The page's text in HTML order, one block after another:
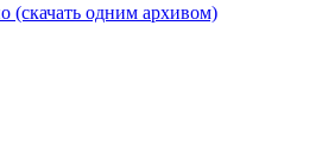
(скачать одним архивом)